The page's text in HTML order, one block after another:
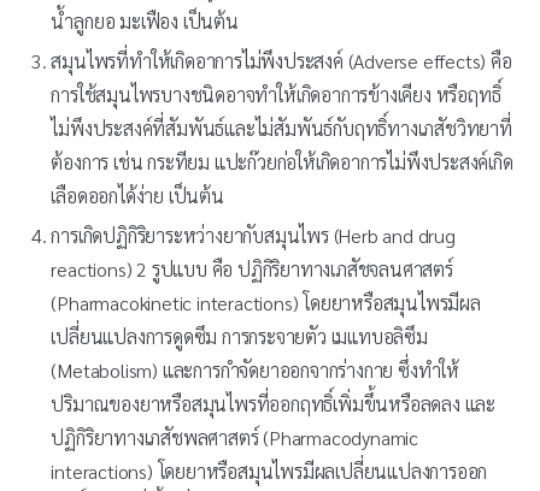
น้ำลูกยอ มะเฟือง เป็นต้น
สมุนไพรที่ทำให้เกิดอาการไม่พึงประสงค์ (Adverse effects) คือ
การใช้สมุนไพรบางชนิดอาจทำให้เกิดอาการข้างเคียง หรือฤทธิ์
ไม่พึงประสงค์ที่สัมพันธ์และไม่สัมพันธ์กับฤทธิ์ทางเภสัชวิทยาที่
ต้องการ เช่น กระทียม แปะก๊วยก่อให้เกิดอาการไม่พึงประสงค์เกิด
เลือดออกได้ง่าย เป็นต้น
การเกิดปฏิกิริยาระหว่างยากับสมุนไพร (Herb and drug
reactions) 2 รูปแบบ คือ ปฏิกิริยาทางเภสัชจลนศาสตร์
(Pharmacokinetic interactions) โดยยาหรือสมุนไพรมีผล
เปลี่ยนแปลงการดูดซึม การกระจายตัว เมแทบอลิซึม
(Metabolism) และการกำจัดยาออกจากร่างกาย ซึ่งทำให้
ปริมาณของยาหรือสมุนไพรที่ออกฤทธิ์เพิ่มขึ้นหรือลดลง และ
ปฏิกิริยาทางเภสัชพลศาสตร์ (Pharmacodynamic
interactions) โดยยาหรือสมุนไพรมีผลเปลี่ยนแปลงการออก